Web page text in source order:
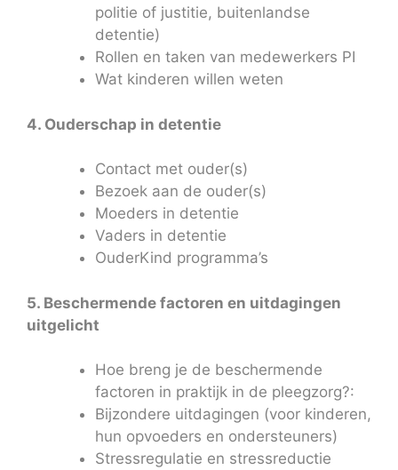
politie of justitie, buitenlandse
detentie)
Rollen en taken van medewerkers PI
Wat kinderen willen weten
4. Ouderschap in detentie
Contact met ouder(s)
Bezoek aan de ouder(s)
Moeders in detentie
Vaders in detentie
OuderKind programma’s
5. Beschermende factoren en uitdagingen
uitgelicht
Hoe breng je de beschermende
factoren in praktijk in de pleegzorg?:
Bijzondere uitdagingen (voor kinderen,
hun opvoeders en ondersteuners)
Stressregulatie en stressreductie